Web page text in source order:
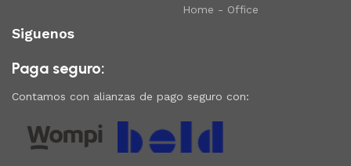
Home - Office
Siguenos
Paga seguro:
Contamos con alianzas de pago seguro con: